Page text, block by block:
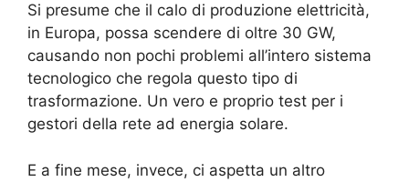
Si presume che il calo di produzione elettricità,
in Europa, possa scendere di oltre 30 GW,
causando non pochi problemi all’intero sistema
tecnologico che regola questo tipo di
trasformazione. Un vero e proprio test per i
gestori della rete ad energia solare.
E a fine mese, invece, ci aspetta un altro